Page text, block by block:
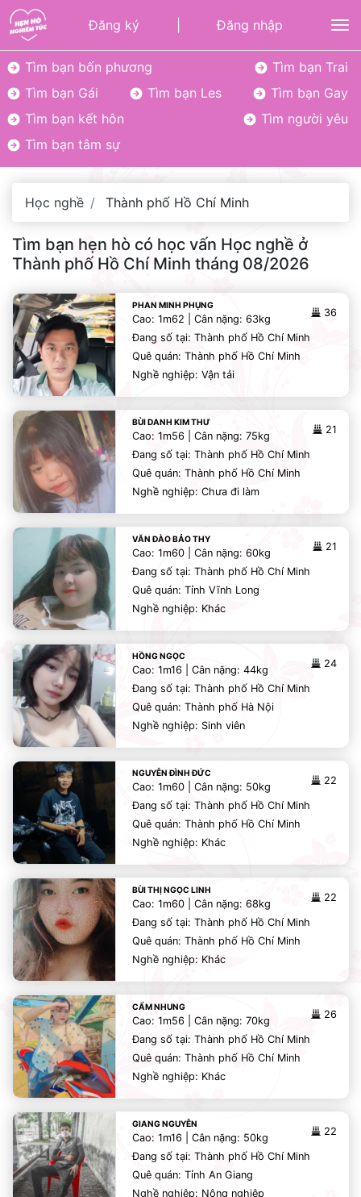
Đăng ký Đăng nhập
Tìm bạn bốn phương
Tìm bạn Trai
Tìm bạn Gái
Tìm bạn Les
Tìm bạn Gay
Tìm bạn kết hôn
Tìm người yêu
Tìm bạn tâm sự
Học nghề Thành phố Hồ Chí Minh
Tìm bạn hẹn hò có học vấn Học nghề ở
Thành phố Hồ Chí Minh tháng 08/2026
PHAN MINH PHỤNG
36
Cao: 1m62 | Cân nặng: 63kg
Đang số tại: Thành phố Hồ Chí Minh
Quê quán: Thành phố Hồ Chí Minh
Nghề nghiệp: Vận tải
BÙI DANH KIM THƯ
21
Cao: 1m56 | Cân nặng: 75kg
Đang số tại: Thành phố Hồ Chí Minh
Quê quán: Thành phố Hồ Chí Minh
Nghề nghiệp: Chưa đi làm
VĂN ĐÀO BẢO THY
21
Cao: 1m60 | Cân nặng: 60kg
Đang số tại: Thành phố Hồ Chí Minh
Quê quán: Tỉnh Vĩnh Long
Nghề nghiệp: Khác
HỒNG NGỌC
24
Cao: 1m16 | Cân nặng: 44kg
Đang số tại: Thành phố Hồ Chí Minh
Quê quán: Thành phố Hà Nội
Nghề nghiệp: Sinh viên
NGUYỄN ĐÌNH ĐỨC
22
Cao: 1m60 | Cân nặng: 50kg
Đang số tại: Thành phố Hồ Chí Minh
Quê quán: Thành phố Hồ Chí Minh
Nghề nghiệp: Khác
BÙI THỊ NGỌC LINH
22
Cao: 1m60 | Cân nặng: 68kg
Đang số tại: Thành phố Hồ Chí Minh
Quê quán: Thành phố Hồ Chí Minh
Nghề nghiệp: Khác
CẨM NHUNG
26
Cao: 1m56 | Cân nặng: 70kg
Đang số tại: Thành phố Hồ Chí Minh
Quê quán: Thành phố Hồ Chí Minh
Nghề nghiệp: Khác
GIANG NGUYỄN
22
Cao: 1m16 | Cân nặng: 50kg
Đang số tại: Thành phố Hồ Chí Minh
Quê quán: Tỉnh An Giang
Nghề nghiệp: Nông nghiệp